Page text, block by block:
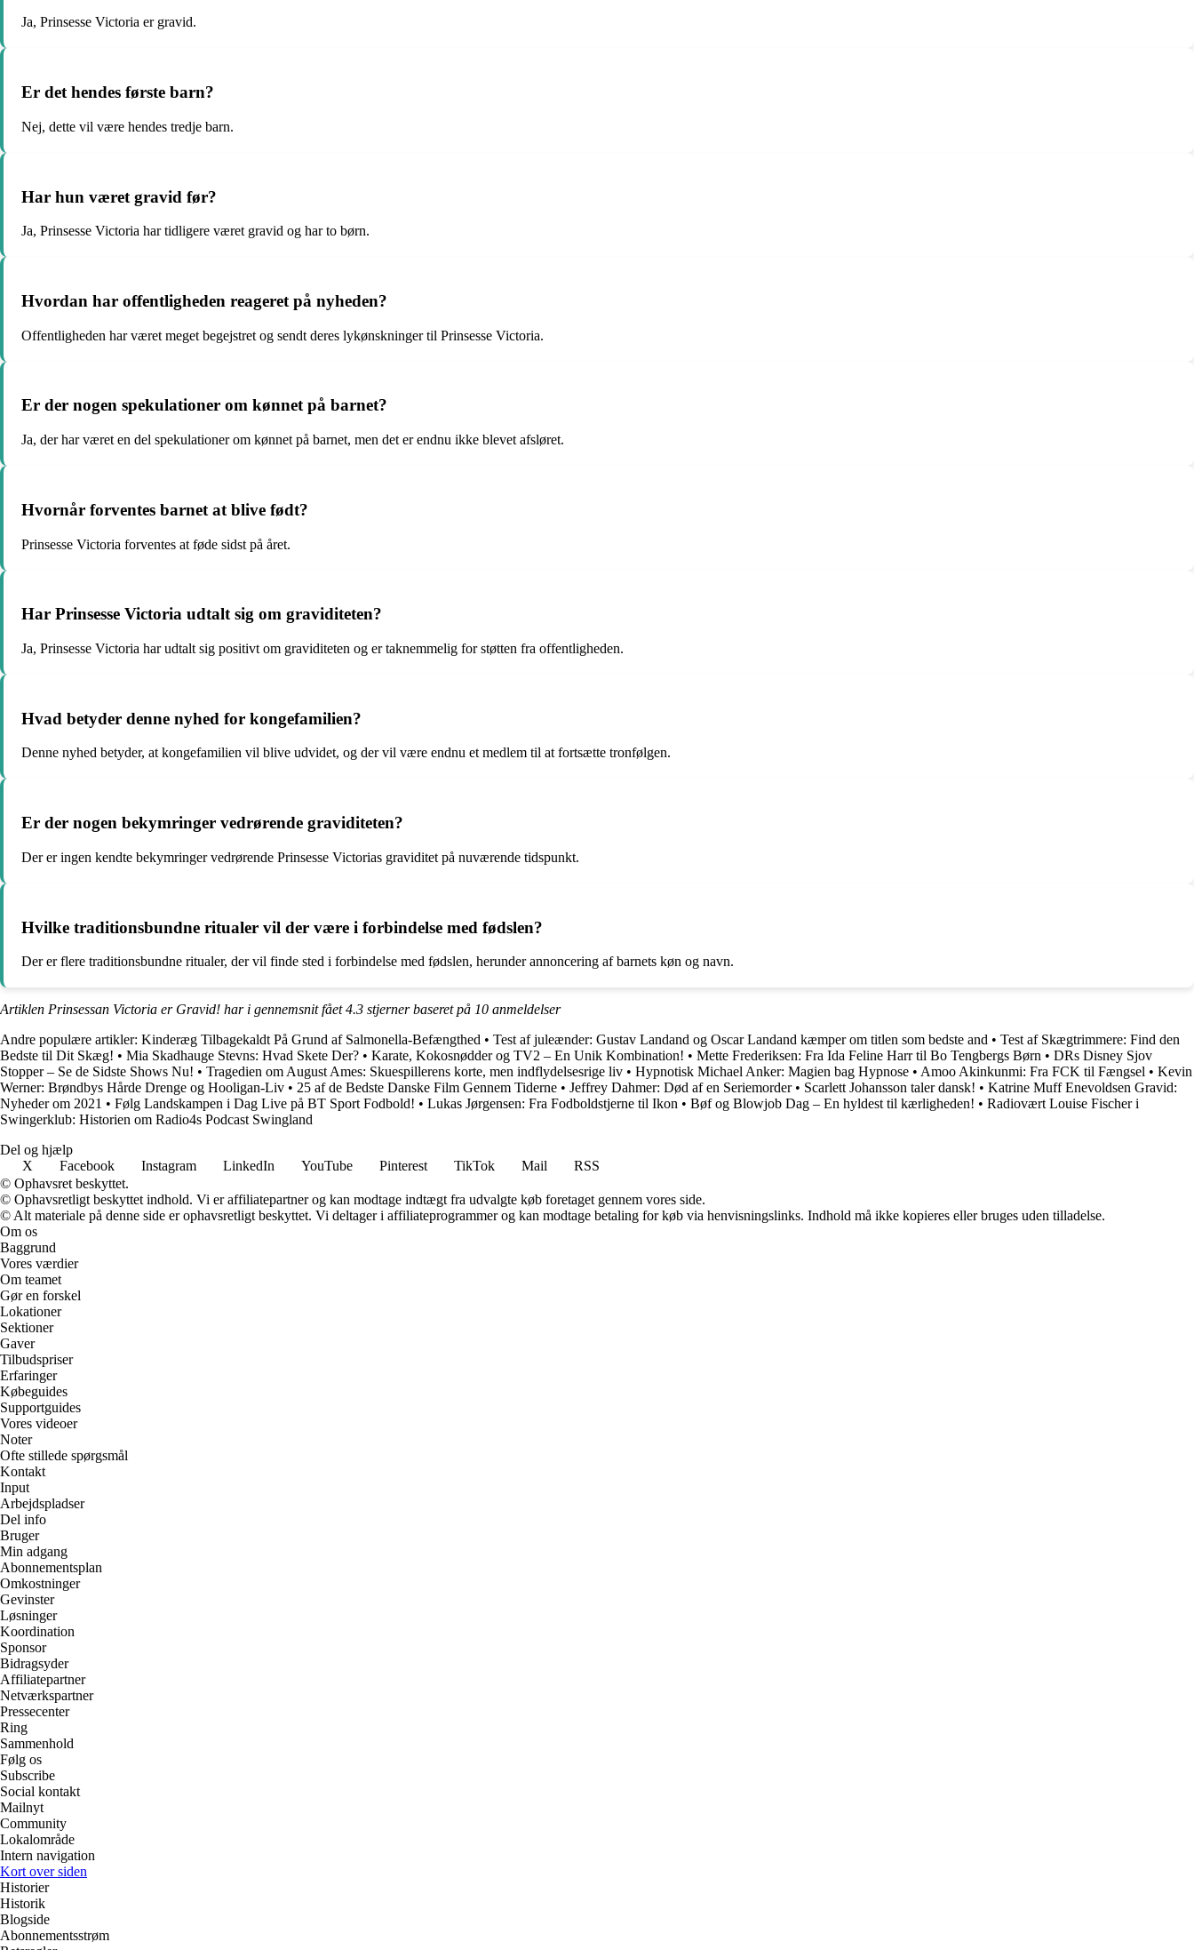
Ja, Prinsesse Victoria er gravid.
Er det hendes første barn?
Nej, dette vil være hendes tredje barn.
Har hun været gravid før?
Ja, Prinsesse Victoria har tidligere været gravid og har to børn.
Hvordan har offentligheden reageret på nyheden?
Offentligheden har været meget begejstret og sendt deres lykønskninger til Prinsesse Victoria.
Er der nogen spekulationer om kønnet på barnet?
Ja, der har været en del spekulationer om kønnet på barnet, men det er endnu ikke blevet afsløret.
Hvornår forventes barnet at blive født?
Prinsesse Victoria forventes at føde sidst på året.
Har Prinsesse Victoria udtalt sig om graviditeten?
Ja, Prinsesse Victoria har udtalt sig positivt om graviditeten og er taknemmelig for støtten fra offentligheden.
Hvad betyder denne nyhed for kongefamilien?
Denne nyhed betyder, at kongefamilien vil blive udvidet, og der vil være endnu et medlem til at fortsætte tronfølgen.
Er der nogen bekymringer vedrørende graviditeten?
Der er ingen kendte bekymringer vedrørende Prinsesse Victorias graviditet på nuværende tidspunkt.
Hvilke traditionsbundne ritualer vil der være i forbindelse med fødslen?
Der er flere traditionsbundne ritualer, der vil finde sted i forbindelse med fødslen, herunder annoncering af barnets køn og navn.
Artiklen Prinsessan Victoria er Gravid! har i gennemsnit fået4.3 stjerner baseret på 10 anmeldelser
Andre populære artikler: Kinderæg Tilbagekaldt På Grund af Salmonella-Befængthed • Test af juleænder: Gustav Landand og Oscar Landand kæmper om titlen som bedste and • Test af Skægtrimmere: Find den
Bedste til Dit Skæg! • Mia Skadhauge Stevns: Hvad Skete Der? • Karate, Kokosnødder og TV2 – En Unik Kombination! • Mette Frederiksen: Fra Ida Feline Harr til Bo Tengbergs Børn • DRs Disney Sjov
Stopper – Se de Sidste Shows Nu! • Tragedien om August Ames: Skuespillerens korte, men indflydelsesrige liv • Hypnotisk Michael Anker: Magien bag Hypnose • Amoo Akinkunmi: Fra FCK til Fængsel • Kevin
Werner: Brøndbys Hårde Drenge og Hooligan-Liv • 25 af de Bedste Danske Film Gennem Tiderne • Jeffrey Dahmer: Død af en Seriemorder• Scarlett Johansson taler dansk! • Katrine Muff Enevoldsen Gravid:
Nyheder om 2021 • Følg Landskampen i Dag Live på BT Sport Fodbold! • Lukas Jørgensen: Fra Fodboldstjerne til Ikon • Bøf og Blowjob Dag – En hyldest til kærligheden! • Radiovært Louise Fischer i
Swingerklub: Historien om Radio4s Podcast Swingland
Del og hjælp
X
Facebook Instagram LinkedIn YouTube Pinterest TikTok Mail
RSS
© Ophavsret beskyttet.
© Ophavsretligt beskyttet indhold. Vi er affiliatepartner og kan modtage indtægt fra udvalgte køb foretaget gennem vores side.
© Alt materiale på denne side er ophavsretligt beskyttet. Vi deltager i affiliateprogrammer og kan modtage betaling for køb via henvisningslinks. Indhold må ikke kopieres eller bruges uden tilladelse.
Om os
Baggrund
Vores værdier
Om teamet
Gør en forskel
Lokationer
Sektioner
Gaver
Tilbudspriser
Erfaringer
Købeguides
Supportguides
Vores videoer
Noter
Ofte stillede spørgsmål
Kontakt
Input
Arbejdspladser
Del info
Bruger
Min adgang
Abonnementsplan
Omkostninger
Gevinster
Løsninger
Koordination
Sponsor
Bidragsyder
Affiliatepartner
Netværkspartner
Pressecenter
Ring
Sammenhold
Følg os
Subscribe
Social kontakt
Mailnyt
Community
Lokalområde
Intern navigation
Kort over siden
Historier
Historik
Blogside
Abonnementsstrøm